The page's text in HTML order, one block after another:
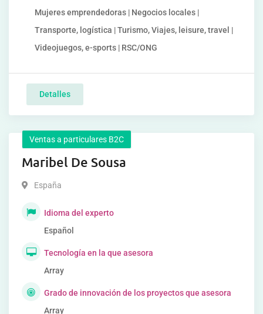
Mujeres emprendedoras | Negocios locales |
Transporte, logística | Turismo, Viajes, leisure, travel |
Videojuegos, e-sports | RSC/ONG
Detalles
Ventas a particulares B2C
Maribel De Sousa
España
Idioma del experto
Español
Tecnología en la que asesora
Array
Grado de innovación de los proyectos que asesora
Array